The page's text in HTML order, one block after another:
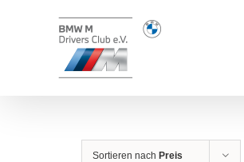
Sortieren nach Preis